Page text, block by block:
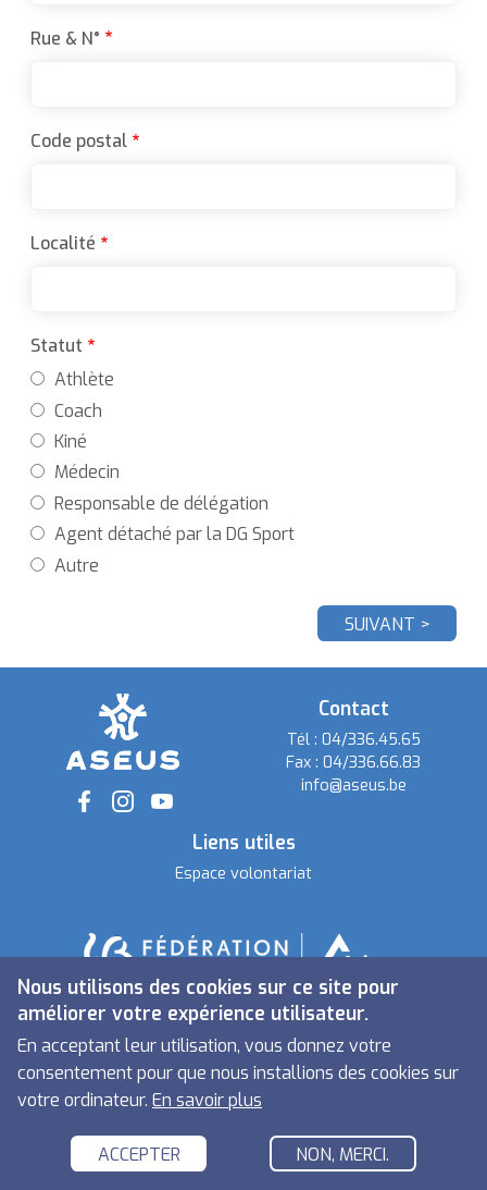
Rue & N°
Code postal
Localité
Statut
Athlète
Coach
Kiné
Médecin
Responsable de délégation
Agent détaché par la DG Sport
Autre
Social
Contact
Tél : 04/336.45.65
Fax :04/336.66.83
info@aseus.be
Liens utiles
Espace volontariat
ASEUS © 2021 - Politique de confidentialité- Developed by
LemonCom
Nous utilisons des cookies sur ce site pour
améliorer votre expérience utilisateur.
En acceptant leur utilisation, vous donnez votre
consentement pour que nous installions des cookies sur
votre ordinateur. En savoir plus
ACCEPTER NON, MERCI.